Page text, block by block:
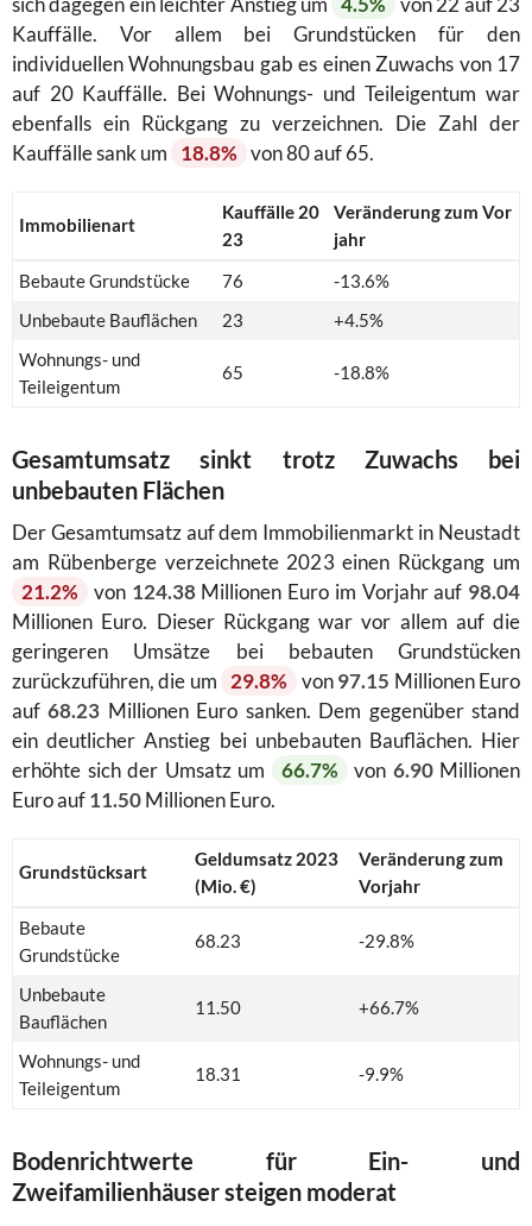
Kauffälle. Vor allem bei Grundstücken für den
individuellen Wohnungsbau gab es einen Zuwachs von 17
auf 20 Kauffälle. Bei Wohnungs- und Teileigentum war
ebenfalls ein Rückgang zu verzeichnen. Die Zahl der
Kauffälle sank um
18.8% von 80 auf 65.
Immobilienart
Kauffälle 20
23
Veränderung zum Vor
jahr
Bebaute Grundstücke
76
-13.6%
Unbebaute Bauflächen
23
+4.5%
Wohnungs- und
Teileigentum
65 -18.8%
Gesamtumsatz sinkt trotz Zuwachs bei
unbebauten Flächen
Der Gesamtumsatz auf dem Immobilienmarkt in Neustadt
am Rübenberge verzeichnete 2023 einen Rückgang um
21.2%
von 124.38Millionen Euro im Vorjahr auf 98.04
Millionen Euro. Dieser Rückgang war vor allem auf die
geringeren Umsätze bei bebauten Grundstücken
zurückzuführen, die um
29.8% von97.15 Millionen Euro
auf68.23 Millionen Euro sanken. Dem gegenüber stand
ein deutlicher Anstieg bei unbebauten Bauflächen. Hier
erhöhte sich der Umsatz um
66.7% von 6.90Millionen
Euro auf11.50Millionen Euro.
Grundstücksart
Geldumsatz 2023
(Mio. €)
Veränderung zum
Vorjahr
Bebaute
Grundstücke
68.23 -29.8%
Unbebaute
Bauflächen
11.50 +66.7%
Wohnungs- und
Teileigentum
18.31 -9.9%
Bodenrichtwerte für Ein- und
Zweifamilienhäuser steigen moderat